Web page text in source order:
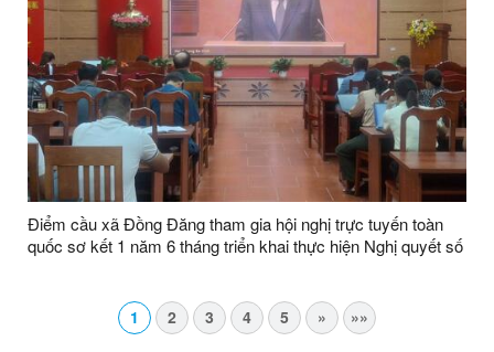
Điểm cầu xã Đồng Đăng tham gia hội nghị trực tuyến toàn
quốc sơ kết 1 năm 6 tháng triển khai thực hiện Nghị quyết số
1 2 3 4 5 » »»